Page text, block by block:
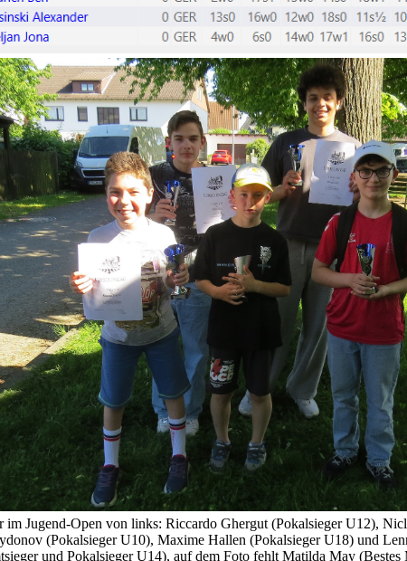
im Jugend-Open von links: Riccardo Ghergut (Pokalsieger U12),
(Pokalsieger U10), Maxime Hallen (Pokalsieger U18) und
und Pokalsieger U14), auf dem Foto fehlt Matilda May (Bestes